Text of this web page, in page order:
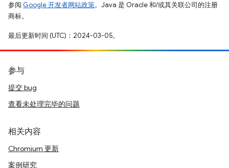
参阅 Google 开发者网站政策。Java 是 Oracle 和/或其关联公司的注册
商标。
最后更新时间 (UTC)：2024-03-05。
参与
提交 bug
查看未处理完毕的问题
相关内容
Chromium 更新
案例研究